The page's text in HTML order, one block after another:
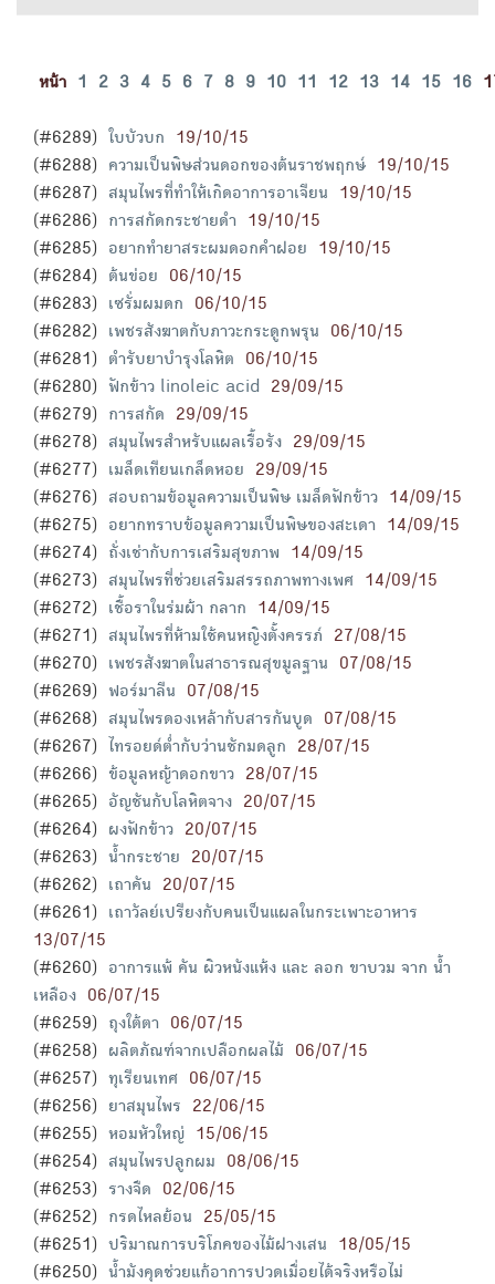
หน้า 1 2 3 4 5 6 7 8 9 10 11 12 13 14 15 16
(#6289) ใบบัวบก
19/10/15
(#6288)
ความเป็นพิษส่วนดอกของต้นราชพฤกษ์
19/10/15
(#6287)
สมุนไพรที่ทำให้เกิดอาการอาเจียน
19/10/15
(#6286)
การสกัดกระชายดำ
19/10/15
(#6285)
อยากทำยาสระผมดอกคำฝอย
19/10/15
(#6284)
ต้นข่อย
06/10/15
(#6283)
เซรั่มผมดก
06/10/15
(#6282)
เพชรสังฆาตกับภาวะกระดูกพรุน
06/10/15
(#6281)
ตำรับยาบำรุงโลหิต
06/10/15
(#6280)
ฟักข้าว linoleic acid
29/09/15
(#6279)
การสกัด
29/09/15
(#6278)
สมุนไพรสำหรับแผลเรื้อรัง
29/09/15
(#6277)
เมล็ดเทียนเกล็ดหอย
29/09/15
(#6276)
สอบถามข้อมูลความเป็นพิษ เมล็ดฟักข้าว
14/09/15
(#6275)
อยากทราบข้อมูลความเป็นพิษของสะเดา
14/09/15
(#6274)
ถั่งเช่ากับการเสริมสุขภาพ
14/09/15
(#6273)
สมุนไพรที่ช่วยเสริมสรรถภาพทางเพศ
14/09/15
(#6272)
เชื้อราในร่มผ้า กลาก
14/09/15
(#6271)
สมุนไพรที่ห้ามใช้คนหญิงตั้งครรภ์
27/08/15
(#6270)
เพชรสังฆาตในสาธารณสุขมูลฐาน
07/08/15
(#6269)
ฟอร์มาลีน
07/08/15
(#6268)
สมุนไพรดองเหล้ากับสารกันบูด
07/08/15
(#6267)
ไทรอยด์ต่ำกับว่านชักมดลูก
28/07/15
(#6266)
ข้อมูลหญ้าดอกขาว
28/07/15
(#6265)
อัญชันกับโลหิตจาง
20/07/15
(#6264)
ผงฟักข้าว
20/07/15
(#6263)
น้ำกระชาย
20/07/15
(#6262)
เถาคัน
20/07/15
(#6261)
เถาวัลย์เปรียงกับคนเป็นแผลในกระเพาะอาหาร
13/07/15
(#6260)
อาการแพ้ คัน ผิวหนังแห้ง และ ลอก ขาบวม จาก น้ำ
เหลือง
06/07/15
(#6259)
ถุงใต้ตา
06/07/15
(#6258)
ผลิตภัณฑ์จากเปลือกผลไม้
06/07/15
(#6257)
ทุเรียนเทศ
06/07/15
(#6256)
ยาสมุนไพร
22/06/15
(#6255)
หอมหัวใหญ่
15/06/15
(#6254)
สมุนไพรปลูกผม
08/06/15
(#6253)
รางจืด
02/06/15
(#6252)
กรดไหลย้อน
25/05/15
(#6251)
ปริมาณการบริโภคของไม้ฝางเสน
18/05/15
(#6250)
น้ำมังคุดช่วยแก้อาการปวดเมื่อยได้จริงหรือไม่